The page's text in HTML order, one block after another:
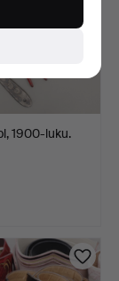
1900-luku.